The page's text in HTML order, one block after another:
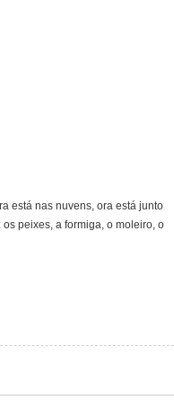
está nas nuvens, ora está junto
peixes, a formiga, o moleiro, o